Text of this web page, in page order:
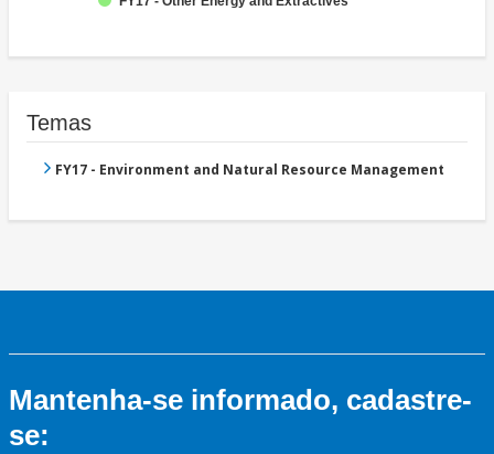
Temas
FY17 - Environment and Natural Resource Management
Mantenha-se informado, cadastre-
se: